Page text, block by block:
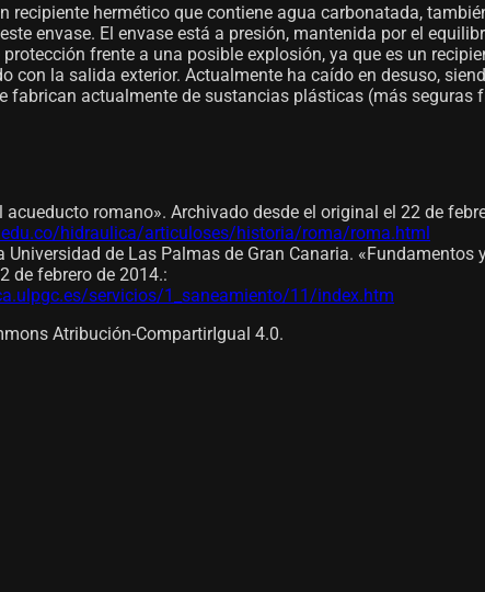
hermético que contiene agua carbonatada,
envase. El envase está a presión, mantenida por el
frente a una posible explosión, ya que es un
la salida exterior. Actualmente ha caído en desuso,
fabrican actualmente de sustancias plásticas (más
romano». Archivado desde el original el 22 de
hidraulica/articuloses/historia/roma/roma.html
de Las Palmas de Gran Canaria.
de febrero de 2014.:
servicios/1_saneamiento/11/index.htm
Atribución-CompartirIgual 4.0.